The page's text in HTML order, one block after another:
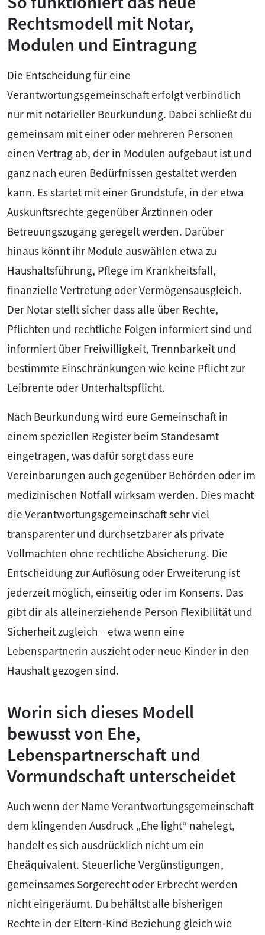
Rechtsmodell mit Notar,
Modulen und Eintragung
Die Entscheidung für eine
Verantwortungsgemeinschaft erfolgt verbindlich
nur mit notarieller Beurkundung. Dabei schließt du
gemeinsam mit einer oder mehreren Personen
einen Vertrag ab, der in Modulen aufgebaut ist und
ganz nach euren Bedürfnissen gestaltet werden
kann. Es startet mit einer Grundstufe, in der etwa
Auskunftsrechte gegenüber Ärztinnen oder
Betreuungszugang geregelt werden. Darüber
hinaus könnt ihr Module auswählen etwa zu
Haushaltsführung, Pflege im Krankheitsfall,
finanzielle Vertretung oder Vermögensausgleich.
Der Notar stellt sicher dass alle über Rechte,
Pflichten und rechtliche Folgen informiert sind und
informiert über Freiwilligkeit, Trennbarkeit und
bestimmte Einschränkungen wie keine Pflicht zur
Leibrente oder Unterhaltspflicht.
Nach Beurkundung wird eure Gemeinschaft in
einem speziellen Register beim Standesamt
eingetragen, was dafür sorgt dass eure
Vereinbarungen auch gegenüber Behörden oder im
medizinischen Notfall wirksam werden. Dies macht
die Verantwortungsgemeinschaft sehr viel
transparenter und durchsetzbarer als private
Vollmachten ohne rechtliche Absicherung. Die
Entscheidung zur Auflösung oder Erweiterung ist
jederzeit möglich, einseitig oder im Konsens. Das
gibt dir als alleinerziehende Person Flexibilität und
Sicherheit zugleich – etwa wenn eine
Lebenspartnerin auszieht oder neue Kinder in den
Haushalt gezogen sind.
Worin sich dieses Modell
bewusst von Ehe,
Lebenspartnerschaft und
Vormundschaft unterscheidet
Auch wenn der Name Verantwortungsgemeinschaft
dem klingenden Ausdruck „Ehe light“ nahelegt,
handelt es sich ausdrücklich nicht um ein
Eheäquivalent. Steuerliche Vergünstigungen,
gemeinsames Sorgerecht oder Erbrecht werden
nicht eingeräumt. Du behältst alle bisherigen
Rechte in der Eltern‑Kind Beziehung gleich wie